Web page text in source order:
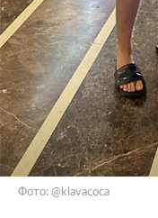
Фото: @klavacoca